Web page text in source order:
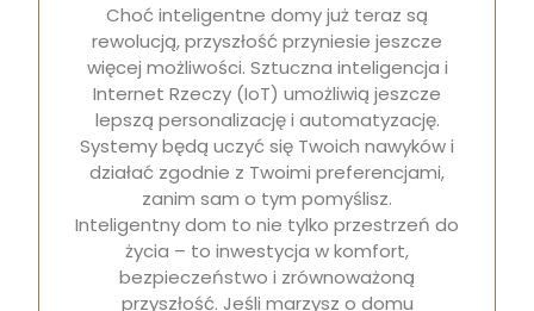
Choć inteligentne domy już teraz są
rewolucją, przyszłość przyniesie jeszcze
więcej możliwości. Sztuczna inteligencja i
Internet Rzeczy (IoT) umożliwią jeszcze
lepszą personalizację i automatyzację.
Systemy będą uczyć się Twoich nawyków i
działać zgodnie z Twoimi preferencjami,
zanim sam o tym pomyślisz.
Inteligentny dom to nie tylko przestrzeń do
życia – to inwestycja w komfort,
bezpieczeństwo i zrównoważoną
przyszłość. Jeśli marzysz o domu